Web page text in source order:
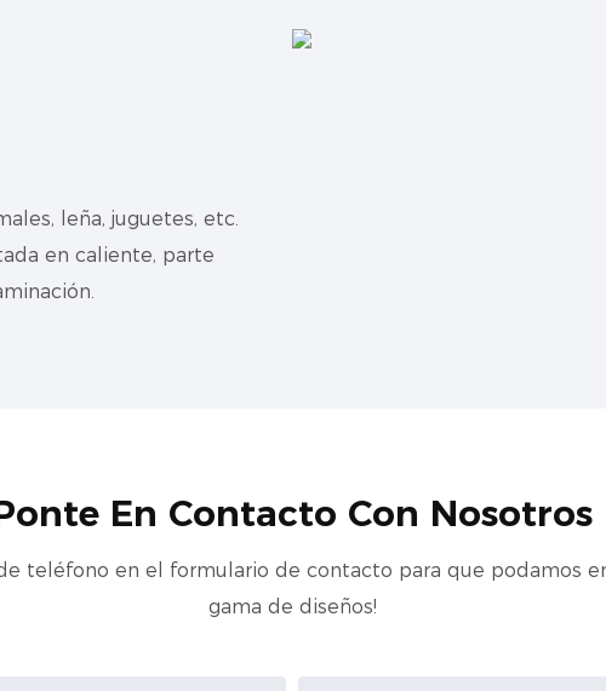
leña, juguetes, etc.
en caliente, parte
En Contacto Con Nosotros
teléfono en el formulario de contacto para que podamos
gama de diseños!